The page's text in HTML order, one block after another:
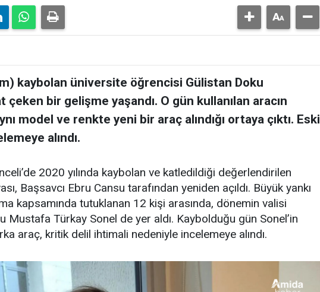
kaybolan üniversite öğrencisi Gülistan Doku
çeken bir gelişme yaşandı. O gün kullanılan aracın
model ve renkte yeni bir araç alındığı ortaya çıktı. Eski
alındı.
2020 yılında kaybolan ve katledildiği değerlendirilen
Başsavcı Ebru Cansu tarafından yeniden açıldı. Büyük yankı
kapsamında tutuklanan 12 kişi arasında, dönemin valisi
Mustafa Türkay Sonel de yer aldı. Kaybolduğu gün Sonel’in
araç, kritik delil ihtimali nedeniyle incelemeye alındı.